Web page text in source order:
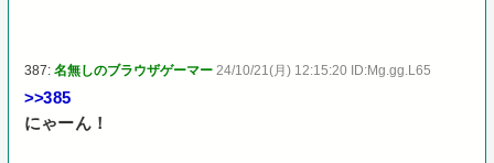
387:名無しのブラウザゲーマー 24/10/21(月) 12:15:20 ID:Mg.gg.L65
>>385
にゃーん！